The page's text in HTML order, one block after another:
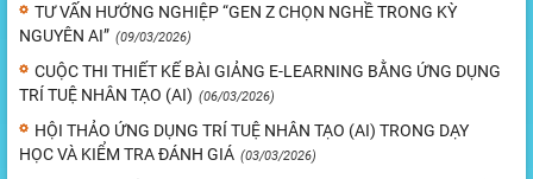
TƯ VẤN HƯỚNG NGHIỆP “GEN Z CHỌN NGHỀ TRONG KỲ
NGUYÊN AI” (09/03/2026)
CUỘC THI THIẾT KẾ BÀI GIẢNG E-LEARNING BẰNG ỨNG DỤNG
TRÍ TUỆ NHÂN TẠO (AI) (06/03/2026)
HỘI THẢO ỨNG DỤNG TRÍ TUỆ NHÂN TẠO (AI) TRONG DẠY
HỌC VÀ KIỂM TRA ĐÁNH GIÁ (03/03/2026)